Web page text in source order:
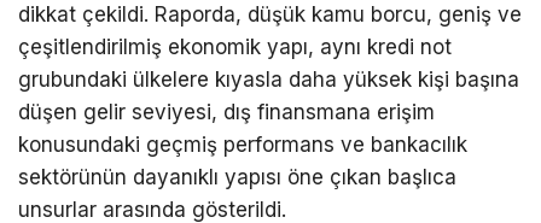
dikkat çekildi. Raporda, düşük kamu borcu, geniş ve
çeşitlendirilmiş ekonomik yapı, aynı kredi not
grubundaki ülkelere kıyasla daha yüksek kişi başına
düşen gelir seviyesi, dış finansmana erişim
konusundaki geçmiş performans ve bankacılık
sektörünün dayanıklı yapısı öne çıkan başlıca
unsurlar arasında gösterildi.